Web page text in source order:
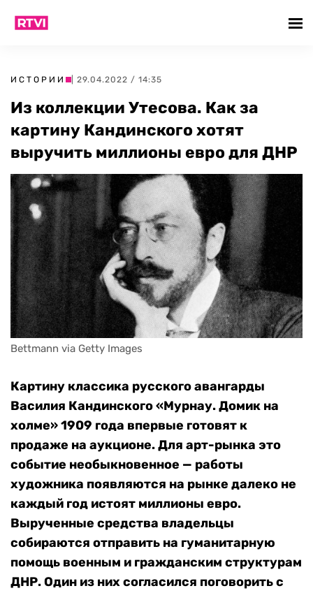
ИСТОРИИ | 29.04.2022 / 14:35
Из коллекции Утесова. Как за
картину Кандинского хотят
выручить миллионы евро для ДНР
Bettmann via Getty Images
Картину классика русского авангарды
Василия Кандинского «Мурнау. Домик на
холме» 1909 года впервые готовят к
продаже на аукционе. Для арт-рынка это
событие необыкновенное — работы
художника появляются на рынке далеко не
каждый год истоят миллионы евро.
Вырученные средства владельцы
собираются отправить на гуманитарную
помощь военным и гражданским структурам
ДНР. Один из них согласился поговорить с